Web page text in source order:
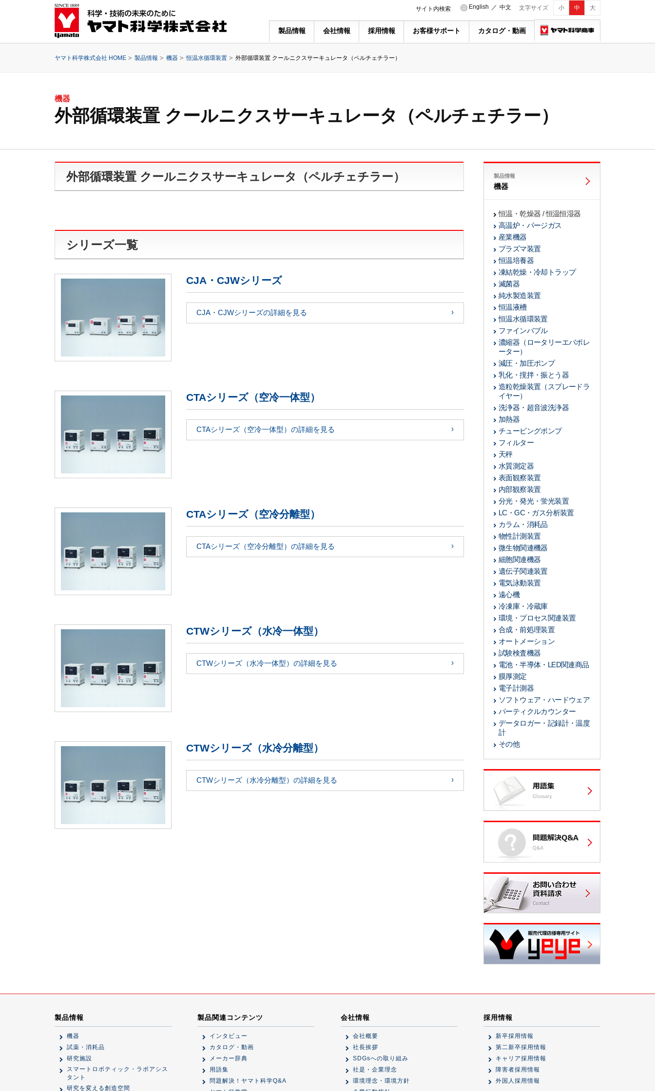
文字サイズ 小 中 大
English ／ 中文
サイト内検索
製品情報 会社情報 採用情報 お客様サポート カタログ・動画
ヤマト科学株式会社 HOME 製品情報 機器 恒温水循環装置 外部循環装置 クールニクスサーキュレータ（ペルチェチラー）
機器
外部循環装置 クールニクスサーキュレータ（ペルチェチラー）
外部循環装置 クールニクスサーキュレータ（ペルチェチラー）
シリーズ一覧
CJA・CJWシリーズ
CJA・CJWシリーズの詳細を見る
CTAシリーズ（空冷一体型）
CTAシリーズ（空冷一体型）の詳細を見る
CTAシリーズ（空冷分離型）
CTAシリーズ（空冷分離型）の詳細を見る
CTWシリーズ（水冷一体型）
CTWシリーズ（水冷一体型）の詳細を見る
CTWシリーズ（水冷分離型）
CTWシリーズ（水冷分離型）の詳細を見る
製品情報
機器
恒温・乾燥器 / 恒温恒湿器
高温炉・パージガス
産業機器
プラズマ装置
恒温培養器
凍結乾燥・冷却トラップ
滅菌器
純水製造装置
恒温液槽
恒温水循環装置
ファインバブル
濃縮器 （ロータリーエバポレ
ーター）
減圧・加圧ポンプ
乳化・撹拌・振とう器
造粒乾燥装置（スプレードラ
イヤー）
洗浄器・超音波洗浄器
加熱器
チュービングポンプ
フィルター
天秤
水質測定器
表面観察装置
内部観察装置
分光・発光・蛍光装置
LC・GC・ガス分析装置
カラム・消耗品
物性計測装置
微生物関連機器
細胞関連機器
遺伝子関連装置
電気泳動装置
遠心機
冷凍庫・冷蔵庫
環境・プロセス関連装置
合成・前処理装置
オートメーション
試験検査機器
電池・半導体・LED関連商品
膜厚測定
電子計測器
ソフトウェア・ハードウェア
パーティクルカウンター
データロガー・記録計・温度
計
その他
製品情報
機器
試薬・消耗品
研究施設
スマートロボティック・ラボアシス
タント
研究を変える創造空間
製品関連コンテンツ
インタビュー
カタログ・動画
メーカー辞典
用語集
問題解決！ヤマト科学Q&A
会社情報
会社概要
社長挨拶
SDGsへの取り組み
社是・企業理念
環境理念・環境方針
採用情報
新卒採用情報
第二新卒採用情報
キャリア採用情報
障害者採用情報
外国人採用情報